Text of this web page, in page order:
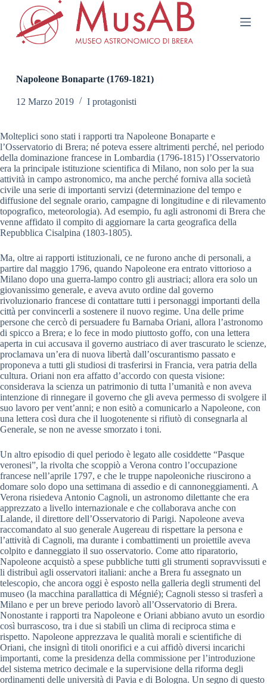
n
u
t
o
Napoleone Bonaparte (1769-1821)
12 Marzo 2019 I protagonisti
Molteplici sono stati i rapporti tra Napoleone Bonaparte e
l’Osservatorio di Brera; né poteva essere altrimenti perché, nel periodo
della dominazione francese in Lombardia (1796-1815) l’Osservatorio
era la principale istituzione scientifica di Milano, non solo per la sua
attività in campo astronomico, ma anche perché forniva alla società
civile una serie di importanti servizi (determinazione del tempo e
diffusione del segnale orario, campagne di longitudine e di rilevamento
topografico, meteorologia). Ad esempio, fu agli astronomi di Brera che
venne affidato il compito di aggiornare la carta geografica della
Repubblica Cisalpina (1803-1805).
Ma, oltre ai rapporti istituzionali, ce ne furono anche di personali, a
partire dal maggio 1796, quando Napoleone era entrato vittorioso a
Milano dopo una guerra-lampo contro gli austriaci; allora era solo un
giovanissimo generale, e aveva avuto ordine dal governo
rivoluzionario francese di contattare tutti i personaggi importanti della
città per convincerli a sostenere il nuovo regime. Una delle prime
persone che cercò di persuadere fu Barnaba Oriani, allora l’astronomo
di spicco a Brera; e lo fece in modo piuttosto goffo, con una lettera
aperta in cui accusava il governo austriaco di aver trascurato le scienze,
proclamava un’era di nuova libertà dall’oscurantismo passato e
proponeva a tutti gli studiosi di trasferirsi in Francia, vera patria della
cultura. Oriani non era affatto d’accordo con questa visione:
considerava la scienza un patrimonio di tutta l’umanità e non aveva
intenzione di rinnegare il governo che gli aveva permesso di svolgere il
suo lavoro per vent’anni; e non esitò a comunicarlo a Napoleone, con
una lettera così dura che il luogotenente si rifiutò di consegnarla al
Generale, se non ne avesse smorzato i toni.
Un altro episodio di quel periodo è legato alle cosiddette “Pasque
veronesi”, la rivolta che scoppiò a Verona contro l’occupazione
francese nell’aprile 1797, e che le truppe napoleoniche riuscirono a
domare solo dopo una settimana di assedio e di cannoneggiamenti. A
Verona risiedeva Antonio Cagnoli, un astronomo dilettante che era
apprezzato a livello internazionale e che collaborava anche con
Lalande, il direttore dell’Osservatorio di Parigi. Napoleone aveva
raccomandato al suo generale Augereau di rispettare la persona e
l’attività di Cagnoli, ma durante i combattimenti un proiettile aveva
colpito e danneggiato il suo osservatorio. Come atto riparatorio,
Napoleone acquistò a spese pubbliche tutti gli strumenti sopravvissuti e
li distribuì agli osservatori italiani: anche a Brera fu assegnato un
telescopio, che ancora oggi è esposto nella galleria degli strumenti del
museo (la macchina parallattica di Mégnié); Cagnoli stesso si trasferì a
Milano e per un breve periodo lavorò all’Osservatorio di Brera.
Nonostante i rapporti tra Napoleone e Oriani abbiano avuto un esordio
così burrascoso, tra i due si stabilì un clima di reciproca stima e
rispetto. Napoleone apprezzava le qualità morali e scientifiche di
Oriani, che insignì di titoli onorifici e a cui affidò diversi incarichi
importanti, come la presidenza della commissione per l’introduzione
del sistema metrico decimale e la supervisione della riforma degli
ordinamenti delle università di Pavia e di Bologna. Un segno di questo